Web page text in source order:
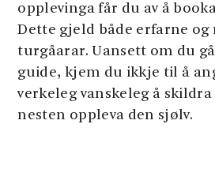
opplevinga får du av å
Dette gjeld både erfarne
turgåarar. Uansett om du
guide, kjem du ikkje til å
verkeleg vanskeleg å
nesten oppleva den sjølv.